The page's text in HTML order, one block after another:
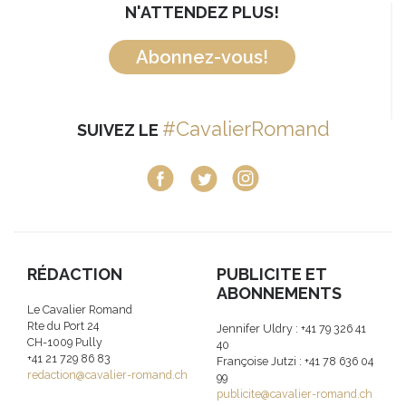
N'ATTENDEZ PLUS!
Abonnez-vous!
SUIVEZ LE #CavalierRomand
RÉDACTION
Le Cavalier Romand
Rte du Port 24
CH-1009 Pully
+41 21 729 86 83
redaction@cavalier-romand.ch
PUBLICITE ET
ABONNEMENTS
Jennifer Uldry : +41 79 326 41
40
Françoise Jutzi : +41 78 636 04
99
publicite@cavalier-romand.ch